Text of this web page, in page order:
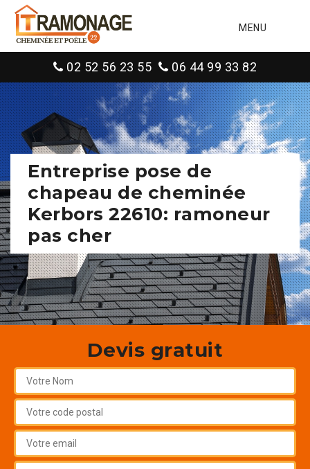
MENU
02 52 56 23 55 06 44 99 33 82
Entreprise pose de
chapeau de cheminée
Kerbors 22610: ramoneur
pas cher
Devis gratuit